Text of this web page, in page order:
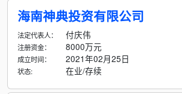
海南神典投资有限公司
法定代表人： 付庆伟
注册资金： 8000万元
成立时间： 2021年02月25日
状态: 在业/存续